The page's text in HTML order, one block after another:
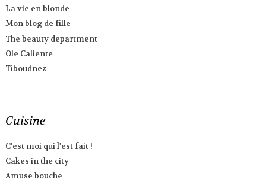
La vie en blonde
Mon blog de fille
The beauty department
Ole Caliente
Tiboudnez
Cuisine
C'est moi qui l'est fait !
Cakes in the city
Amuse bouche